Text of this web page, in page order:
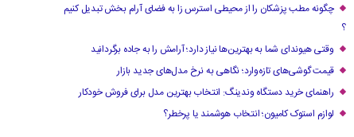
چگونه مطب پزشکان را از محیطی استرس زا به فضای آرام بخش تبدیل کنیم
؟
وقتی هیوندای شما به بهترین‌ها نیاز دارد؛ آرامش را به جاده برگردانید
قیمت گوشی‌های تازه‌وارد؛ نگاهی به نرخ مدل‌های جدید بازار
راهنمای خرید دستگاه وندینگ: انتخاب بهترین مدل برای فروش خودکار
لوازم استوک کامیون؛ انتخاب هوشمند یا پرخطر؟